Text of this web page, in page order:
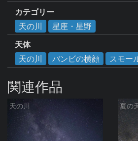
カテゴリー
天の川
星座・星野
天体
天の川
バンビの横顔 スモー
関連作品
天の川 夏の